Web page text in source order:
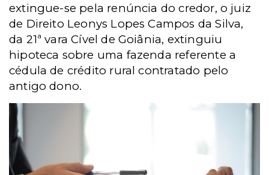
extingue-se pela renúncia do credor, o juiz
de Direito Leonys Lopes Campos da Silva,
da 21ª vara Cível de Goiânia, extinguiu
hipoteca sobre uma fazenda referente a
cédula de crédito rural contratado pelo
antigo dono.